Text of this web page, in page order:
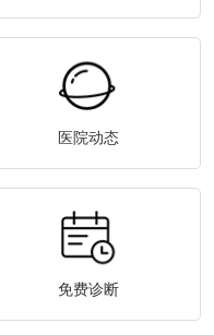
医院动态
免费诊断